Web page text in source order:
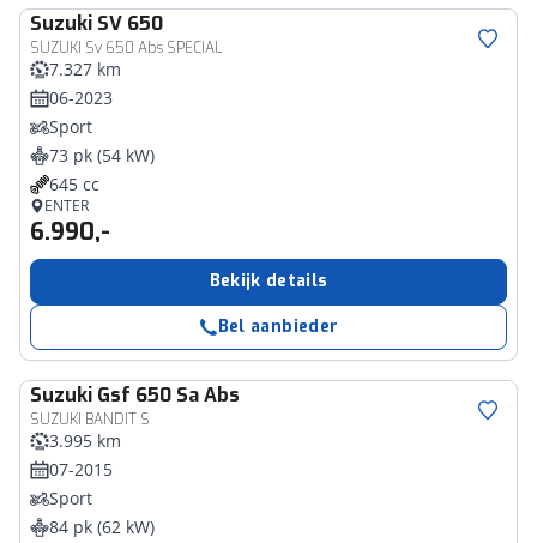
Suzuki SV 650
SUZUKI Sv 650 Abs SPECIAL
7.327 km
06-2023
Sport
73 pk (54 kW)
645 cc
ENTER
6.990,-
Bekijk details
Bel aanbieder
Suzuki Gsf 650 Sa Abs
SUZUKI BANDIT S
3.995 km
07-2015
Sport
84 pk (62 kW)